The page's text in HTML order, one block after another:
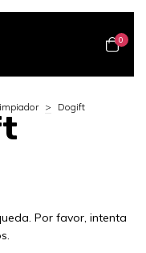
0
> Dogift
Por favor, intenta